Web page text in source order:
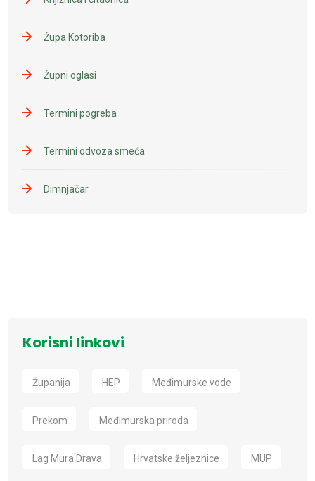
Župa Kotoriba
Župni oglasi
Termini pogreba
Termini odvoza smeća
Dimnjačar
Korisni linkovi
Županija HEP Međimurske vode
Prekom Međimurska priroda
Lag Mura Drava Hrvatske željeznice MUP